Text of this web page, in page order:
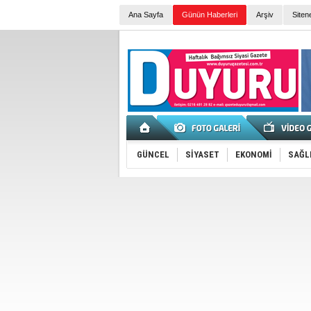
Ana Sayfa Günün Haberleri Arşiv
GÜNCEL SİYASET EKONOMİ